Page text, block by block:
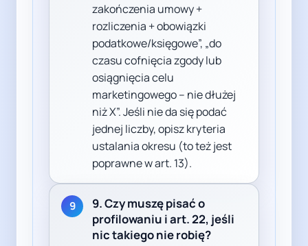
zakończenia umowy +
rozliczenia + obowiązki
podatkowe/księgowe”, „do
czasu cofnięcia zgody lub
osiągnięcia celu
marketingowego – nie dłużej
niż X”. Jeśli nie da się podać
jednej liczby, opisz kryteria
ustalania okresu (to też jest
poprawne w art. 13).
9
9. Czy muszę pisać o
profilowaniu i art. 22, jeśli
nic takiego nie robię?